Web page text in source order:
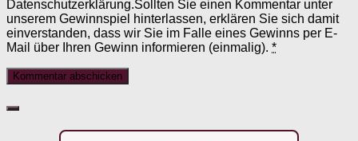
Datenschutzerklärung.Sollten Sie einen Kommentar unter
unserem Gewinnspiel hinterlassen, erklären Sie sich damit
einverstanden, dass wir Sie im Falle eines Gewinns per E-
Mail über Ihren Gewinn informieren (einmalig). *